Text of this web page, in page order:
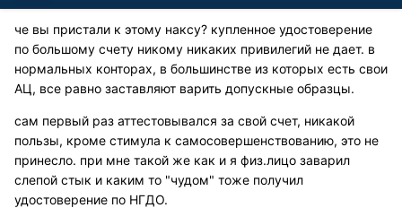
че вы пристали к этому наксу? купленное удостоверение
по большому счету никому никаких привилегий не дает. в
нормальных конторах, в большинстве из которых есть свои
АЦ, все равно заставляют варить допускные образцы.
сам первый раз аттестовывался за свой счет, никакой
пользы, кроме стимула к самосовершенствованию, это не
принесло. при мне такой же как и я физ.лицо заварил
слепой стык и каким то "чудом" тоже получил
удостоверение по НГДО.